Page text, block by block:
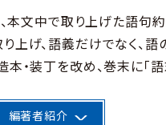
本文中で取り上げた語句
上げ、語義だけでなく、
本・装丁を改め、巻末に「
編著者紹介